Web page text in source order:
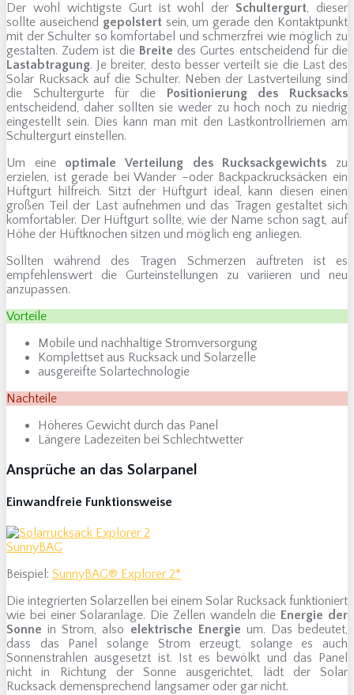
Der wohl wichtigste Gurt ist wohl der Schultergurt, dieser
sollte auseichend gepolstert sein, um gerade den Kontaktpunkt
mit der Schulter so komfortabel und schmerzfrei wie möglich zu
gestalten. Zudem ist die Breite des Gurtes entscheidend für die
Lastabtragung. Je breiter, desto besser verteilt sie die Last des
Solar Rucksack auf die Schulter. Neben der Lastverteilung sind
die Schultergurte für die Positionierung des Rucksacks
entscheidend, daher sollten sie weder zu hoch noch zu niedrig
eingestellt sein. Dies kann man mit den Lastkontrollriemen am
Schultergurt einstellen.
Um eine optimale Verteilung des Rucksackgewichts zu
erzielen, ist gerade bei Wander –oder Backpackrucksäcken ein
Hüftgurt hilfreich. Sitzt der Hüftgurt ideal, kann diesen einen
großen Teil der Last aufnehmen und das Tragen gestaltet sich
komfortabler. Der Hüftgurt sollte, wie der Name schon sagt, auf
Höhe der Hüftknochen sitzen und möglich eng anliegen.
Sollten während des Tragen Schmerzen auftreten ist es
empfehlenswert die Gurteinstellungen zu variieren und neu
anzupassen.
Vorteile
Mobile und nachhaltige Stromversorgung
Komplettset aus Rucksack und Solarzelle
ausgereifte Solartechnologie
Nachteile
Höheres Gewicht durch das Panel
Längere Ladezeiten bei Schlechtwetter
Ansprüche an das Solarpanel
Einwandfreie Funktionsweise
Beispiel: SunnyBAG® Explorer 2*
Die integrierten Solarzellen bei einem Solar Rucksack funktioniert
wie bei einer Solaranlage. Die Zellen wandeln die Energie der
Sonne in Strom, also elektrische Energie um. Das bedeutet,
dass das Panel solange Strom erzeugt, solange es auch
Sonnenstrahlen ausgesetzt ist. Ist es bewölkt und das Panel
nicht in Richtung der Sonne ausgerichtet, lädt der Solar
Rucksack demensprechend langsamer oder gar nicht.